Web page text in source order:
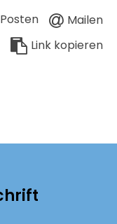
Posten
Mailen
Link kopieren